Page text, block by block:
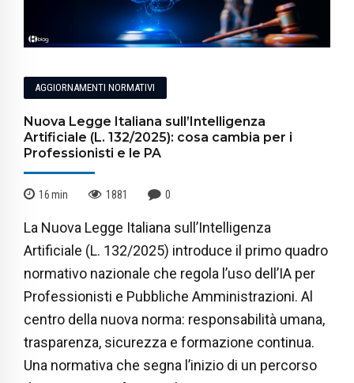
AGGIORNAMENTI NORMATIVI
Nuova Legge Italiana sull’Intelligenza
Artificiale (L. 132/2025): cosa cambia per i
Professionisti e le PA
16min 1881 0
La Nuova Legge Italiana sull’Intelligenza
Artificiale (L. 132/2025) introduce il primo quadro
normativo nazionale che regola l’uso dell’IA per
Professionisti e Pubbliche Amministrazioni. Al
centro della nuova norma: responsabilità umana,
trasparenza, sicurezza e formazione continua.
Una normativa che segna l’inizio di un percorso